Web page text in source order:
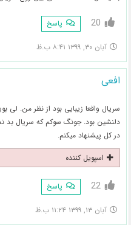
20 پاسخ
آبان ۳۰, ۱۳۹۹ ۸:۴۱ ب.ظ
افعی
سریال واقعا زیبایی بود از نظر من. لی
دلنشین بود. جونگ سوکم که سریال بد
در کل پیشنهاد میکنم.
اسپویل کننده
22 پاسخ
آبان ۱۳, ۱۳۹۹ ۱۱:۲۴ ب.ظ